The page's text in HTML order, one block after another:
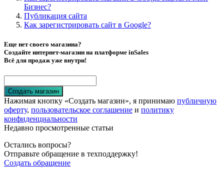
Бизнес?
Публикация сайта
Как зарегистрировать сайт в Google?
Еще нет своего магазина?
Создайте интернет-магазин на платформе inSales
Всё для продаж уже внутри!
Создать магазин
Нажимая кнопку «Создать магазин», я принимаю публичную
оферту, пользовательское соглашение и политику
конфиденциальности
Недавно просмотренные статьи
Остались вопросы?
Отправьте обращение в техподдержку!
Создать обращение